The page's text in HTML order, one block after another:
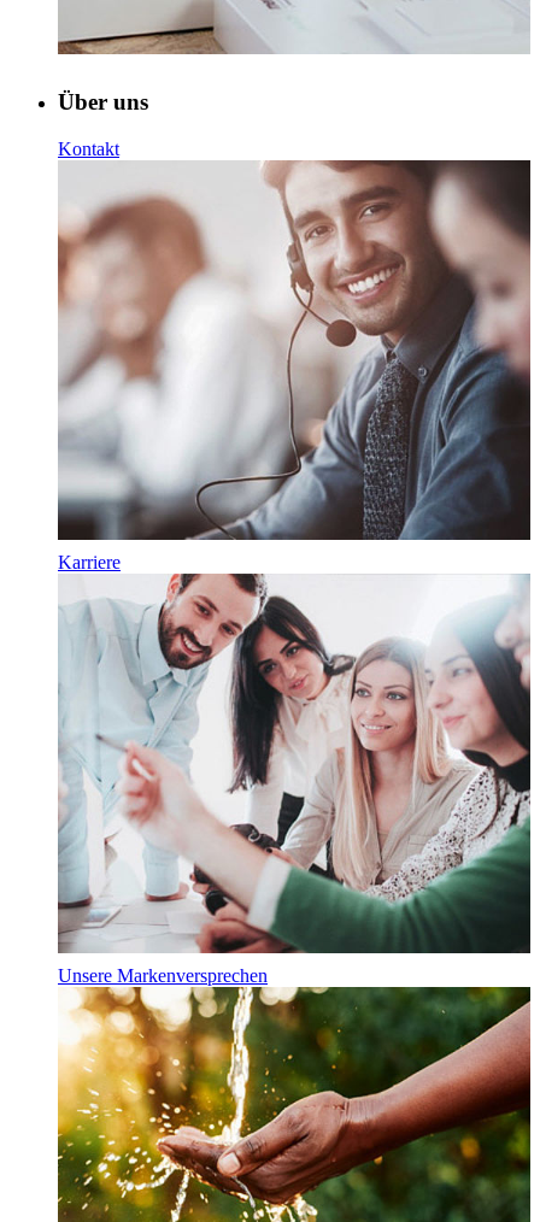
Über uns
Kontakt
Karriere
Unsere Markenversprechen